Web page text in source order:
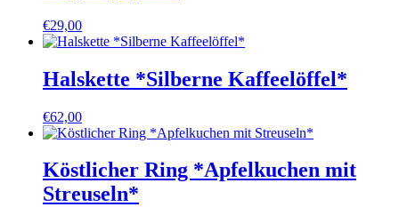
€29,00
Halskette *Silberne Kaffeelöffel*
€62,00
Köstlicher Ring *Apfelkuchen mit
Streuseln*